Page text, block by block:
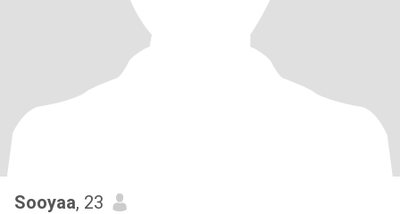
Sooyaa, 23